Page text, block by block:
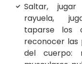
Saltar,
rayuela,
taparse los
reconocer las
del cuerpo: